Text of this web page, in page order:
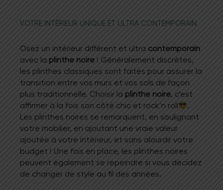
VOTRE INTÉRIEUR UNIQUE ET ULTRA CONTEMPORAIN
Osez un intérieur différent et ultra contemporain
avec la plinthe noire ! Généralement discrètes,
les plinthes classiques sont faites pour assurer la
transition entre vos murs et vos sols de façon
plus traditionnelle. Choisir la plinthe noire, c’est
affirmer à la fois son côté chic et rock’n roll
.
Les plinthes noires se remarquent, en soulignant
votre mobilier, en ajoutant une vraie valeur
ajoutée à votre intérieur, et sans alourdir votre
budget ! Une fois en place, les plinthes noires
peuvent également se repeindre si vous décidez
de changer de style au fil des années.